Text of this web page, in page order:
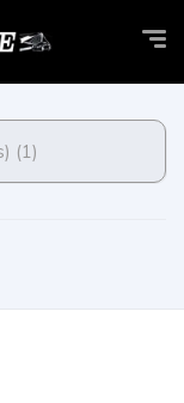
BÚSQUEDA (Elegir filtros) (1)